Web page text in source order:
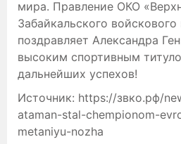
мира. Правление ОКО
Забайкальского
поздравляет Александра
высоким спортивным
дальнейших успехов!
Источник: https://звко.рф/
ataman-stal-chempionom-
metaniyu-nozha